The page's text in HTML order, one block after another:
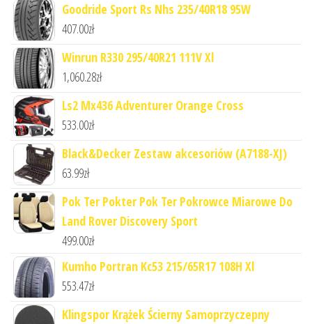
Goodride Sport Rs Nhs 235/40R18 95W
407.00zł
Winrun R330 295/40R21 111V Xl
1,060.28zł
Ls2 Mx436 Adventurer Orange Cross
533.00zł
Black&Decker Zestaw akcesoriów (A7188-XJ)
63.99zł
Pok Ter Pokter Pok Ter Pokrowce Miarowe Do
Land Rover Discovery Sport
499.00zł
Kumho Portran Kc53 215/65R17 108H Xl
553.47zł
Klingspor Krążek Ścierny Samoprzyczepny